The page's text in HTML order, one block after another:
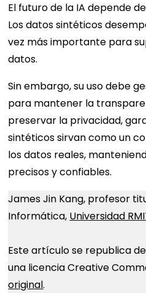
El futuro de la IA depende
Los datos sintéticos
vez más importante para
datos.
Sin embargo, su uso debe
para mantener la
preservar la privacidad,
sintéticos sirvan como un
los datos reales,
precisos y confiables.
James Jin Kang, profesor
Informática, Universidad
Este artículo se republica de
una licencia Creative
original.